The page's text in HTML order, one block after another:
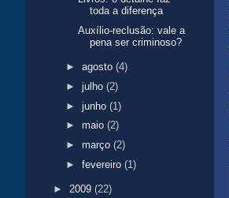
toda a diferença
Auxílio-reclusão: vale a
pena ser criminoso?
► agosto (4)
► julho (2)
► junho (1)
► maio (2)
► março (2)
► fevereiro (1)
► 2009 (22)